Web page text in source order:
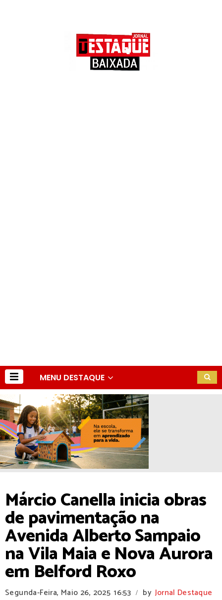
MENU DESTAQUE
Márcio Canella inicia obras
de pavimentação na
Avenida Alberto Sampaio
na Vila Maia e Nova Aurora
em Belford Roxo
Segunda-Feira, Maio 26, 2025 16:53 / by Jornal Destaque